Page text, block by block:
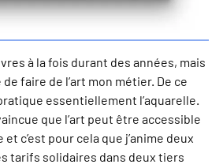
à la fois durant des années, mais
faire de l’art mon métier. De ce
essentiellement l’aquarelle.
que l’art peut être accessible
c’est pour cela que j’anime deux
tarifs solidaires dans deux tiers